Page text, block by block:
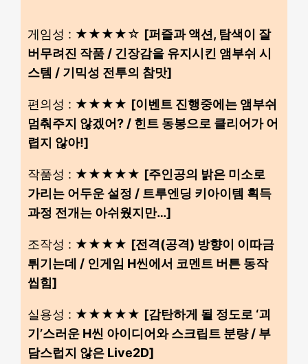
게임성 : ★★★★☆ [퍼즐과 액션, 탐색이 잘
버무려진 작품 / 긴장감을 유지시킨 앰부쉬 시
스템 / 기믹성 전투의 참맛]
편의성 : ★★★★ [이벤트 진행중에는 앰부쉬
멈춰주지 않겠어? / 힌트 동봉으로 클리어가 어
렵지 않아!]
작품성 : ★★★★★ [주인공의 밝은 미소로
가리는 어두운 설정 / 트루엔딩 키아이템 획득
과정 전개는 아쉬웠지만…]
조작성 : ★★★★ [전격(공격) 방향이 이따금
튀기는데 / 인게임 H씬에서 코멘트 버튼 동작
씹힘]
실용성 : ★★★★★ [감탄하게 될 정도로 ‘괴
기’스러운 H씬 아이디어와 스크립트 분량 / 부
담스럽지 않은 Live2D]